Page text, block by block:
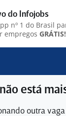
está
outra
do Infojobs
nº 1 do Brasil
empregos